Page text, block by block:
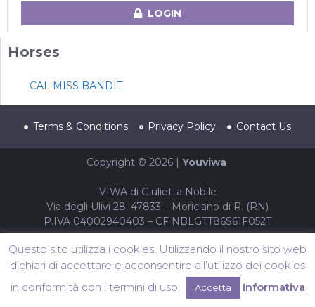
LOGIN
Horses
CAL MISS BANDIT
Terms & Conditions Privacy Policy Contact Us
Copyright © 2026 | Youviwa
VIWA di Giulietta Nobile
Via degli Ulivi 28, 47833 – Moriciano di R. (RN)
P.IVA 04002940403 – CF NBLGTT86S61F052T
Questo sito utilizza i cookies. Utilizzando il nostro sito web
dichiari di accettare e acconsentire all’utilizzo dei cookies
in conformità con i termini di uso.
Accetta Informativa